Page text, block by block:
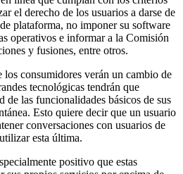
el derecho de los usuarios a darse de
plataforma, no imponer su software
operativos e informar a la Comisión
y fusiones, entre otros.
consumidores verán un cambio de
tecnológicas tendrán que
de las funcionalidades básicos de sus
Esto quiere decir que un usuario
conversaciones con usuarios de
esta última.
positivo que estas